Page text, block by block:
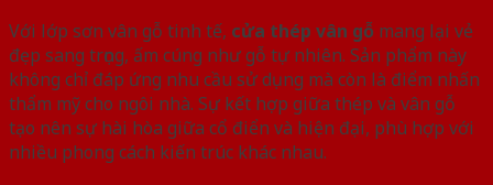
Với lớp sơn vân gỗ tinh tế, cửa thép vân gỗ mang lại vẻ
đẹp sang trọng, ấm cúng như gỗ tự nhiên. Sản phẩm này
không chỉ đáp ứng nhu cầu sử dụng mà còn là điểm nhấn
thẩm mỹ cho ngôi nhà. Sự kết hợp giữa thép và vân gỗ
tạo nên sự hài hòa giữa cổ điển và hiện đại, phù hợp với
nhiều phong cách kiến trúc khác nhau.